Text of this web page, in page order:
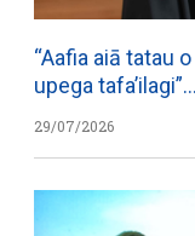
“Aafia aiā tatau
upega
29/07/2026